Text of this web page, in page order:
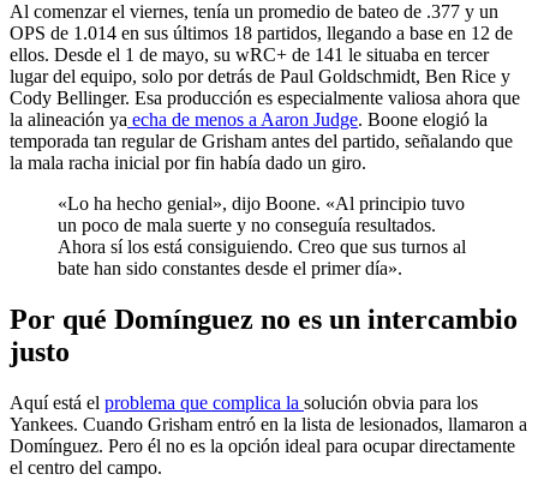
Al comenzar el viernes, tenía un promedio de bateo de .377 y un
OPS de 1.014 en sus últimos 18 partidos, llegando a base en 12 de
ellos. Desde el 1 de mayo, su wRC+ de 141 le situaba en tercer
lugar del equipo, solo por detrás de Paul Goldschmidt, Ben Rice y
Cody Bellinger. Esa producción es especialmente valiosa ahora que
la alineación ya echa de menos a Aaron Judge. Boone elogió la
temporada tan regular de Grisham antes del partido, señalando que
la mala racha inicial por fin había dado un giro.
«Lo ha hecho genial», dijo Boone. «Al principio tuvo
un poco de mala suerte y no conseguía resultados.
Ahora sí los está consiguiendo. Creo que sus turnos al
bate han sido constantes desde el primer día».
Por qué Domínguez no es un intercambio
justo
Aquí está el problema que complica la solución obvia para los
Yankees. Cuando Grisham entró en la lista de lesionados, llamaron a
Domínguez. Pero él no es la opción ideal para ocupar directamente
el centro del campo.